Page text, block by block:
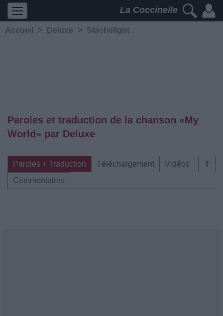
La Coccinelle
Accueil > Deluxe > Stachelight
Paroles et traduction de la chanson «My
World» par Deluxe
⇑
Paroles + Traduction Téléchargement
Vidéos
Commentaires